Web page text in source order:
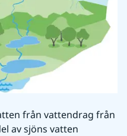
från vattendrag från
av sjöns vatten